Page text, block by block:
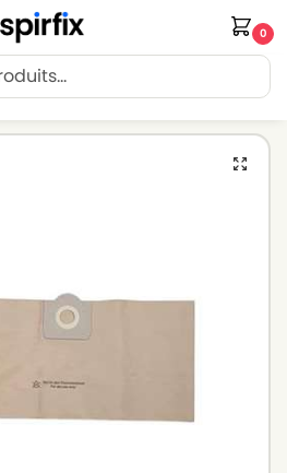
0
offerte dès 30€ d’achat.